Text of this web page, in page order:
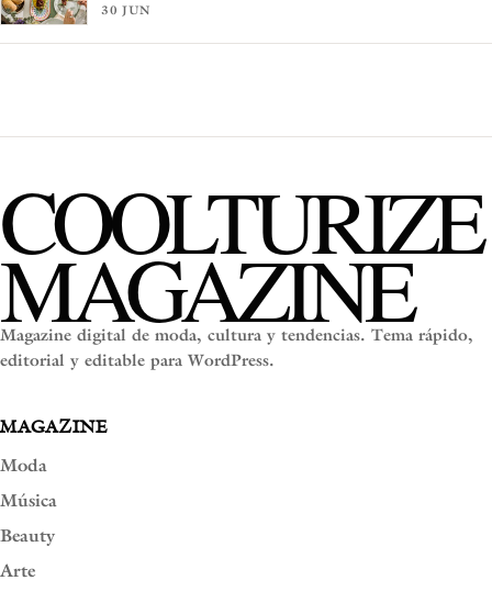
30 JUN
COOLTURIZE
MAGAZINE
Magazine digital de moda, cultura y tendencias. Tema rápido,
editorial y editable para WordPress.
MAGAZINE
Moda
Música
Beauty
Arte